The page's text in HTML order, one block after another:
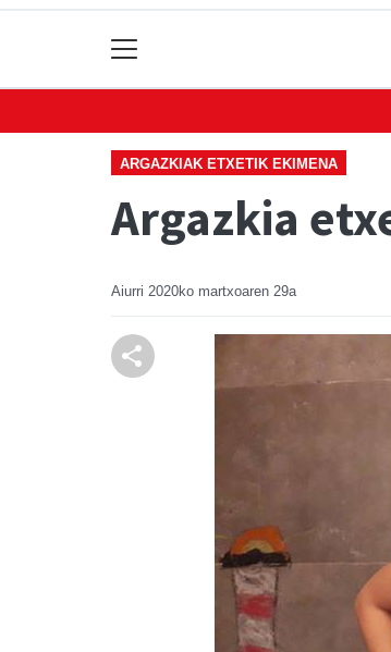
ARGAZKIAK ETXETIK EKIMENA
Argazkia
Aiurri 2020ko martxoaren 29a